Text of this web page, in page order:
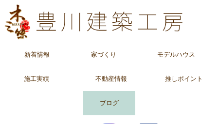
新着情報 家づくり モデルハウス
施工実績 不動産情報 推しポイント
ブログ